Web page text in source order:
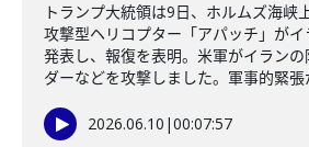
トランプ大統領は9日、ホルムズ海峡
攻撃型ヘリコプター「アパッチ」が
発表し、報復を表明。米軍がイラン
ダーなどを攻撃しました。軍事的緊張
2026.06.10 |00:07:57